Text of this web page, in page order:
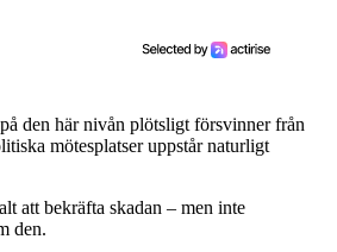
den här nivån plötsligt försvinner från
mötesplatser uppstår naturligt
att bekräfta skadan – men inte
den.